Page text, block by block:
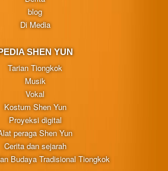
blog
Di Media
SHEN YUN
Tarian Tiongkok
Musik
Vokal
Kostum Shen Yun
Proyeksi digital
peraga Shen Yun
Cerita dan sejarah
Budaya Tradisional Tiongkok